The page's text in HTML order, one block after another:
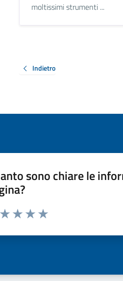
moltissimi strumenti ...
Indietro
sono chiare le
da 1 a 5 stelle la pagina